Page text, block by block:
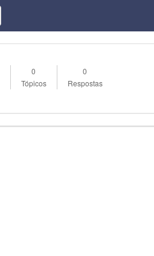
0
Tópicos
0
Respostas